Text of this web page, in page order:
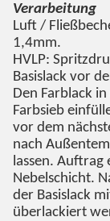
Verarbeitung
Luft /
1,4mm.
HVLP:
Basislack vor
Den Farblack
Farbsieb
vor dem
nach
lassen.
Nebelschicht.
der Basislack
überlackiert